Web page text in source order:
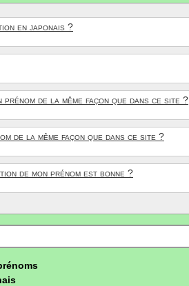
en japonais ?
de la même façon que dans ce site ?
de la même façon que dans ce site ?
de mon prénom est bonne ?